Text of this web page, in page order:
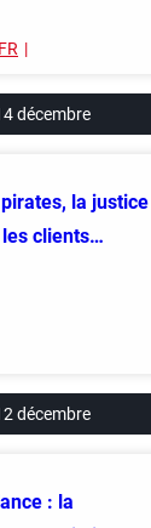
décembre
la justice
clients…
décembre
: la